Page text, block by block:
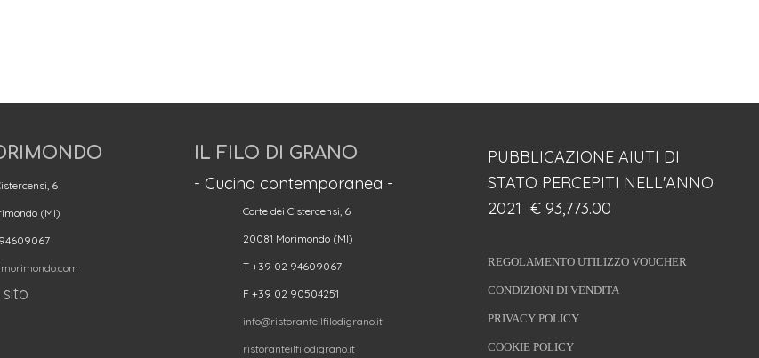
6
(MI)
IL FILO DI GRANO
- Cucina contemporanea -
Corte dei Cistercensi, 6
20081 Morimondo (MI)
T +39 02 94609067
F +39 02 90504251
info@ristoranteilfilodigrano.it
ristoranteilfilodigrano.it
PUBBLICAZIONE AIUTI DI
STATO PERCEPITI NELL'ANNO
2021 € 93,773.00
REGOLAMENTO UTILIZZO VOUCHER
CONDIZIONI DI VENDITA
PRIVACY POLICY
COOKIE POLICY